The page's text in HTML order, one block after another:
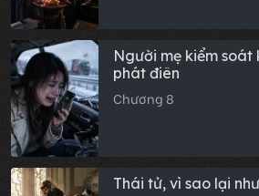
Người mẹ kiểm soát
phát điên
Chương 8
Thái tử, vì sao lại